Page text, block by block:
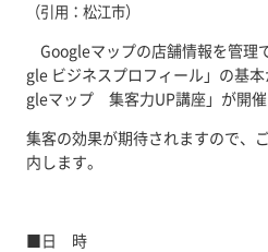
（引用：松江市）
Googleマップの店舗情報を管理
gle ビジネスプロフィール」の基
gleマップ 集客力UP講座」が開催
集客の効果が期待されますので、
内します。
■日 時